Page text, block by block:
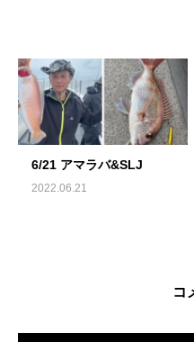
6/21 アマラバ&SLJ
2022.06.21
コ